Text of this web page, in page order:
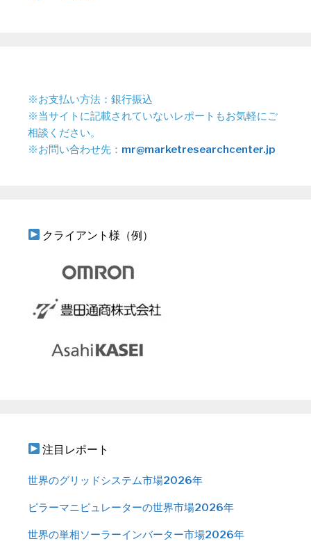
※お支払い方法：銀行振込
※当サイトに記載されていないレポートもお気軽にご
相談ください。
※お問い合わせ先： mr@marketresearchcenter.jp
クライアント様（例）
注目レポート
世界のグリッドシステム市場2026年
ピラーマニピュレーターの世界市場2026年
世界の単相ソーラーインバーター市場2026年